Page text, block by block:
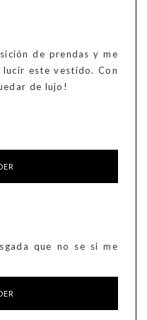
de prendas y me
este vestido. Con
de lujo!
que no se si me